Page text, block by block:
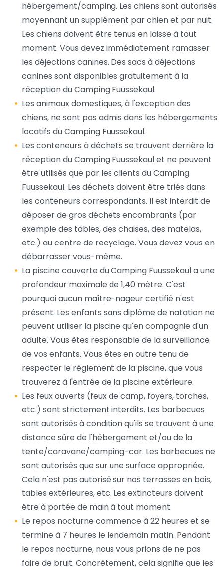
hébergement/camping. Les chiens sont autorisés
moyennant un supplément par chien et par nuit.
Les chiens doivent être tenus en laisse à tout
moment. Vous devez immédiatement ramasser
les déjections canines. Des sacs à déjections
canines sont disponibles gratuitement à la
réception du Camping Fuussekaul.
Les animaux domestiques, à l'exception des
chiens, ne sont pas admis dans les hébergements
locatifs du Camping Fuussekaul.
Les conteneurs à déchets se trouvent derrière la
réception du Camping Fuussekaul et ne peuvent
être utilisés que par les clients du Camping
Fuussekaul. Les déchets doivent être triés dans
les conteneurs correspondants. Il est interdit de
déposer de gros déchets encombrants (par
exemple des tables, des chaises, des matelas,
etc.) au centre de recyclage. Vous devez vous en
débarrasser vous-même.
La piscine couverte du Camping Fuussekaul a une
profondeur maximale de 1,40 mètre. C'est
pourquoi aucun maître-nageur certifié n'est
présent. Les enfants sans diplôme de natation ne
peuvent utiliser la piscine qu'en compagnie d'un
adulte. Vous êtes responsable de la surveillance
de vos enfants. Vous êtes en outre tenu de
respecter le règlement de la piscine, que vous
trouverez à l'entrée de la piscine extérieure.
Les feux ouverts (feux de camp, foyers, torches,
etc.) sont strictement interdits. Les barbecues
sont autorisés à condition qu'ils se trouvent à une
distance sûre de l'hébergement et/ou de la
tente/caravane/camping-car. Les barbecues ne
sont autorisés que sur une surface appropriée.
Cela n'est pas autorisé sur nos terrasses en bois,
tables extérieures, etc. Les extincteurs doivent
être à portée de main à tout moment.
Le repos nocturne commence à 22 heures et se
termine à 7 heures le lendemain matin. Pendant
le repos nocturne, nous vous prions de ne pas
faire de bruit. Concrètement, cela signifie que les